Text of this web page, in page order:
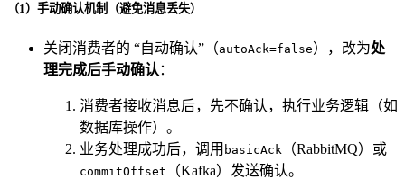
（1）手动确认机制（避免消息丢失）
关闭消费者的 “自动确认”（autoAck=false），改为处
理完成后手动确认 ：
消费者接收消息后，先不确认，执行业务逻辑（如
数据库操作）。
业务处理成功后，调用 basicAck （RabbitMQ）或
commitOffset
（Kafka）发送确认。